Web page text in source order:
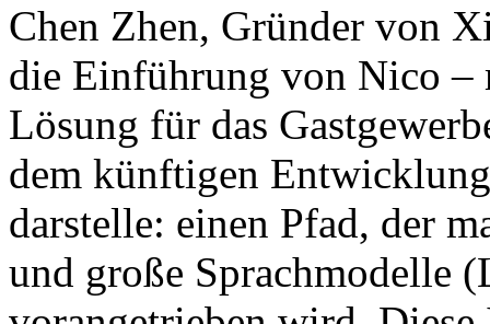
Chen Zhen, Gründer von
die Einführung von Nico –
Lösung für das
dem künftigen
darstelle: einen Pfad, der
und große Sprachmodelle